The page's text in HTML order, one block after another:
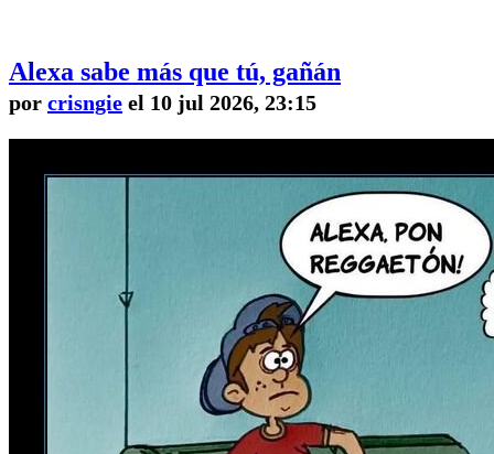
Alexa sabe más que tú, gañán
por crisngie el 10 jul 2026, 23:15